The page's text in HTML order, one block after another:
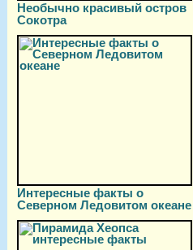
Необычно красивый остров
Сокотра
Интересные факты о
Северном Ледовитом океане